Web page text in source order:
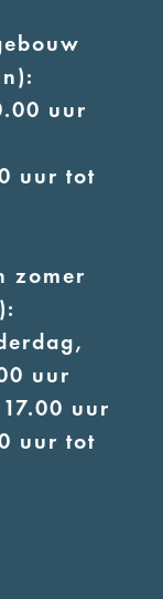
uur
uur tot
zomer
uur
uur
uur tot